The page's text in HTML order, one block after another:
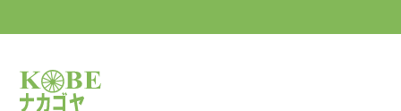
サイクルショップナカゴヤ